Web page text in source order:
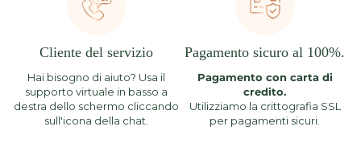
Cliente del servizio
Hai bisogno di aiuto? Usa il
supporto virtuale in basso a
destra dello schermo cliccando
sull'icona della chat.
Pagamento sicuro al 100%.
Pagamento con carta di
credito.
Utilizziamo la crittografia SSL
per pagamenti sicuri.